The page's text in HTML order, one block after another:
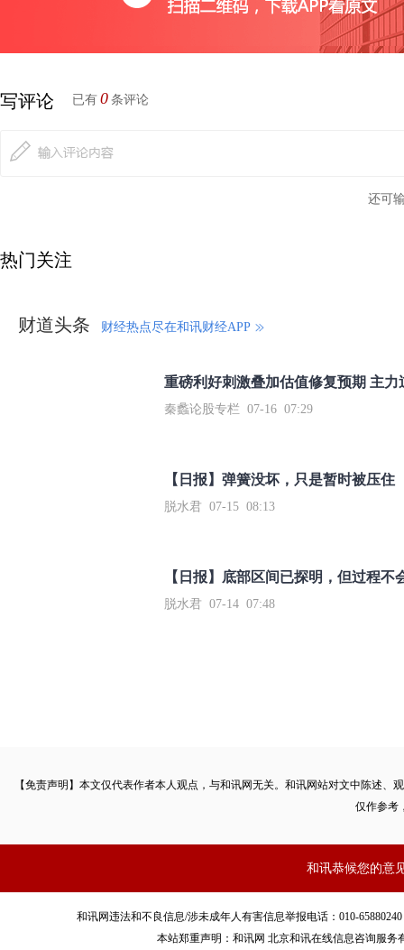
写评论 已有 0 条评论
还可
热门关注
财道头条 财经热点尽在和讯财经APP
秦蠡论股专栏 07-16 07:29
【日报】弹簧没坏，只是暂时被压住
脱水君 07-15 08:13
【日报】底部区间已探明，但过程不
脱水君 07-14 07:48
【免责声明】本文仅代表作者本人观点，与和讯网无关。和讯网站对文中陈述
仅作参考
和讯恭候您的意
和讯网违法和不良信息/涉未成年人有害信息举报电话：010-
本站郑重声明：和讯网 北京和讯在线信息咨询服